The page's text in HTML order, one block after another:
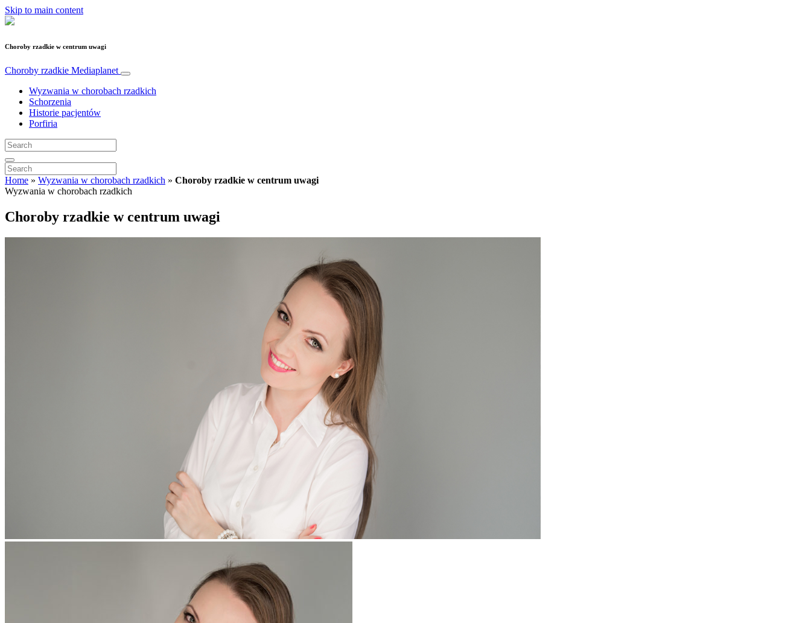
Skip to main content
Choroby rzadkie w centrum uwagi
Choroby rzadkie Mediaplanet
Wyzwania w chorobach rzadkich
Schorzenia
Historie pacjentów
Porfiria
Home » Wyzwania w chorobach rzadkich » Choroby rzadkie w centrum uwagi
Wyzwania w chorobach rzadkich
Choroby rzadkie w centrum uwagi